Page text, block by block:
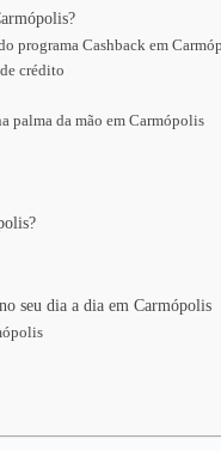
programa Cashback em
crédito
da mão em Carmópolis
seu dia a dia em Carmópolis